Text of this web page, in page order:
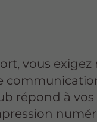
vous exigez
répond à